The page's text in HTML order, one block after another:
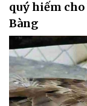
quý hiếm cho
Bàng